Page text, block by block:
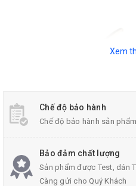
Xem
Chế độ bảo hành
Chế độ bảo hành sản
Bảo đảm chất lượng
Sản phẩm được Test, dán
Càng gửi cho Quý Khách